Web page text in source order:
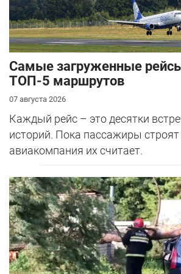
Самые загруженные
ТОП-5 маршрутов
07 августа 2026
Каждый рейс – это десятки
историй. Пока пассажиры
авиакомпания их считает.